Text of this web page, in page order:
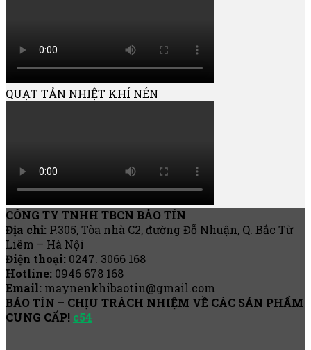
QUẠT TẢN NHIỆT KHÍ NÉN
CÔNG TY TNHH TBCN BẢO TÍN
Địa chỉ: P.305, Tòa nhà C2, đường Đỗ Nhuận, Q. Bắc Từ
Liêm – Hà Nội
Điện thoại: 0247. 3066 168
Hotline: 0946 678 168
Email: maynenkhibaotin@gmail.com
BẢO TÍN – CHỊU TRÁCH NHIỆM VỀ CÁC SẢN PHẨM
CUNG CẤP! c54